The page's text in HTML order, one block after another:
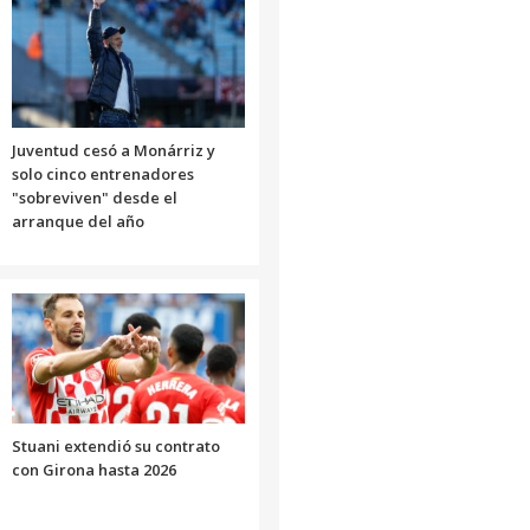
Juventud cesó a Monárriz y
solo cinco entrenadores
"sobreviven" desde el
arranque del año
Stuani extendió su contrato
con Girona hasta 2026